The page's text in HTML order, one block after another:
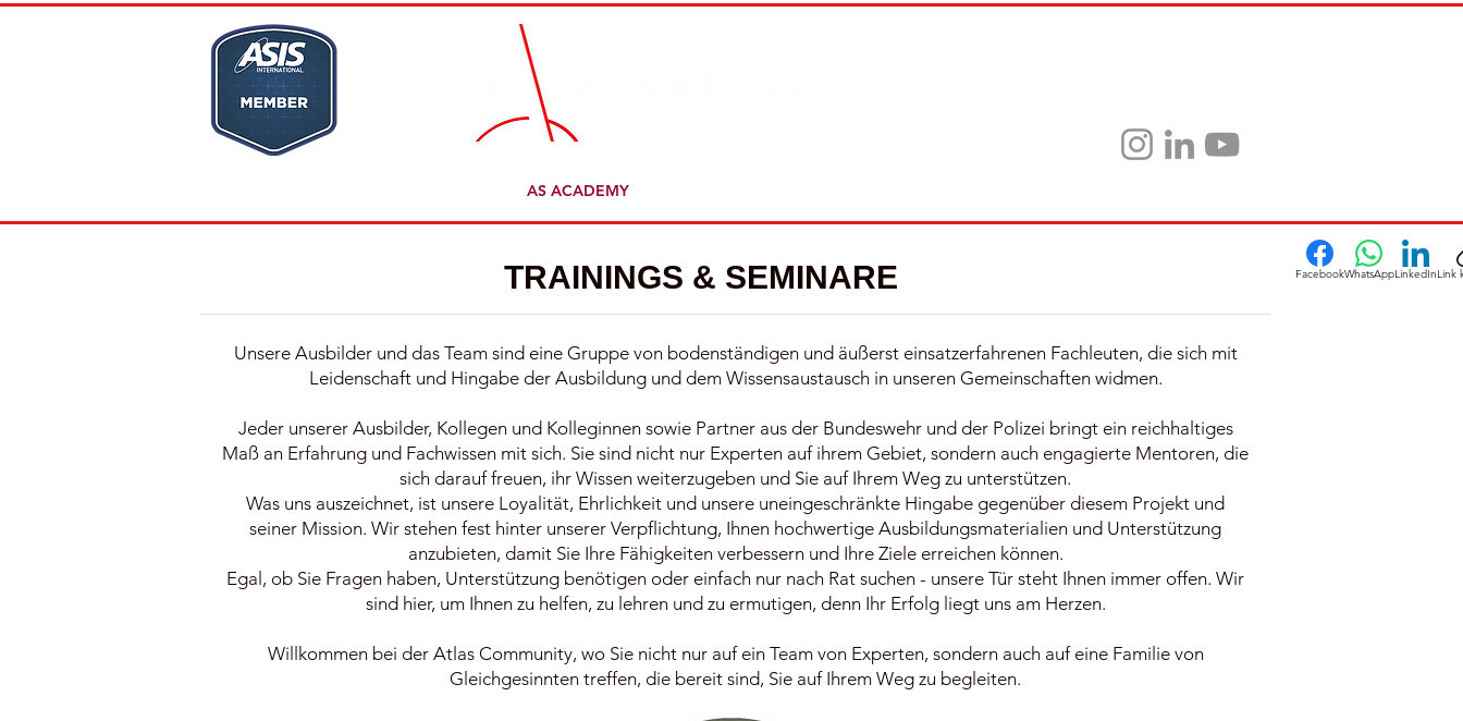
AS ACADEMY
TRAININGS & SEMINARE FacebookWhatsAppLinkedInLink
Unsere Ausbilder und das Team sind eine Gruppe von bodenständigen und äußerst einsatzerfahrenen Fachleuten, die sich mit
Leidenschaft und Hingabe der Ausbildung und dem Wissensaustausch in unseren Gemeinschaften widmen.
Jeder unserer Ausbilder, Kollegen und Kolleginnen sowie Partner aus der Bundeswehr und der Polizei bringt ein reichhaltiges
Maß an Erfahrung und Fachwissen mit sich. Sie sind nicht nur Experten auf ihrem Gebiet, sondern auch engagierte Mentoren, die
sich darauf freuen, ihr Wissen weiterzugeben und Sie auf Ihrem Weg zu unterstützen.
Was uns auszeichnet, ist unsere Loyalität, Ehrlichkeit und unsere uneingeschränkte Hingabe gegenüber diesem Projekt und
seiner Mission. Wir stehen fest hinter unserer Verpflichtung, Ihnen hochwertige Ausbildungsmaterialien und Unterstützung
anzubieten, damit Sie Ihre Fähigkeiten verbessern und Ihre Ziele erreichen können.
Egal, ob Sie Fragen haben, Unterstützung benötigen oder einfach nur nach Rat suchen - unsere Tür steht Ihnen immer offen. Wir
sind hier, um Ihnen zu helfen, zu lehren und zu ermutigen, denn Ihr Erfolg liegt uns am Herzen.
Willkommen bei der Atlas Community, wo Sie nicht nur auf ein Team von Experten, sondern auch auf eine Familie von
Gleichgesinnten treffen, die bereit sind, Sie auf Ihrem Weg zu begleiten.